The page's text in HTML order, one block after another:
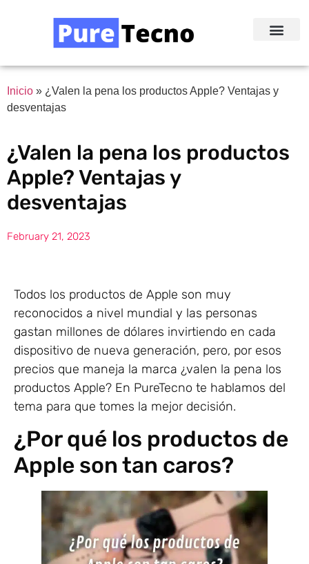
Inicio » ¿Valen la pena los productos Apple? Ventajas y
desventajas
¿Valen la pena los productos
Apple? Ventajas y
desventajas
February 21, 2023
Todos los productos de Apple son muy
reconocidos a nivel mundial y las personas
gastan millones de dólares invirtiendo en cada
dispositivo de nueva generación, pero, por esos
precios que maneja la marca ¿valen la pena los
productos Apple? En PureTecno te hablamos del
tema para que tomes la mejor decisión.
¿Por qué los productos de
Apple son tan caros?